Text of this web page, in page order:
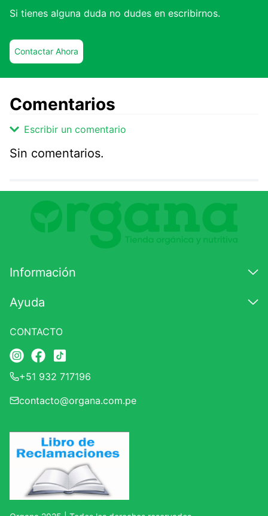
Si tienes alguna duda no dudes en escribirnos.
Contactar Ahora
Comentarios
Escribir un comentario
Comentario
Califique el producto de 1 a 5 estrellas
★★★
Correo electrónico
ENVIAR COMENTARIO
Sin comentarios.
Información
Ayuda
CONTACTO
+51 932 717196
contacto@organa.com.pe